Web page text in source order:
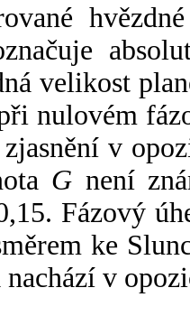
velikost
nulovém
v
G není
Fázový
ke
nachází v